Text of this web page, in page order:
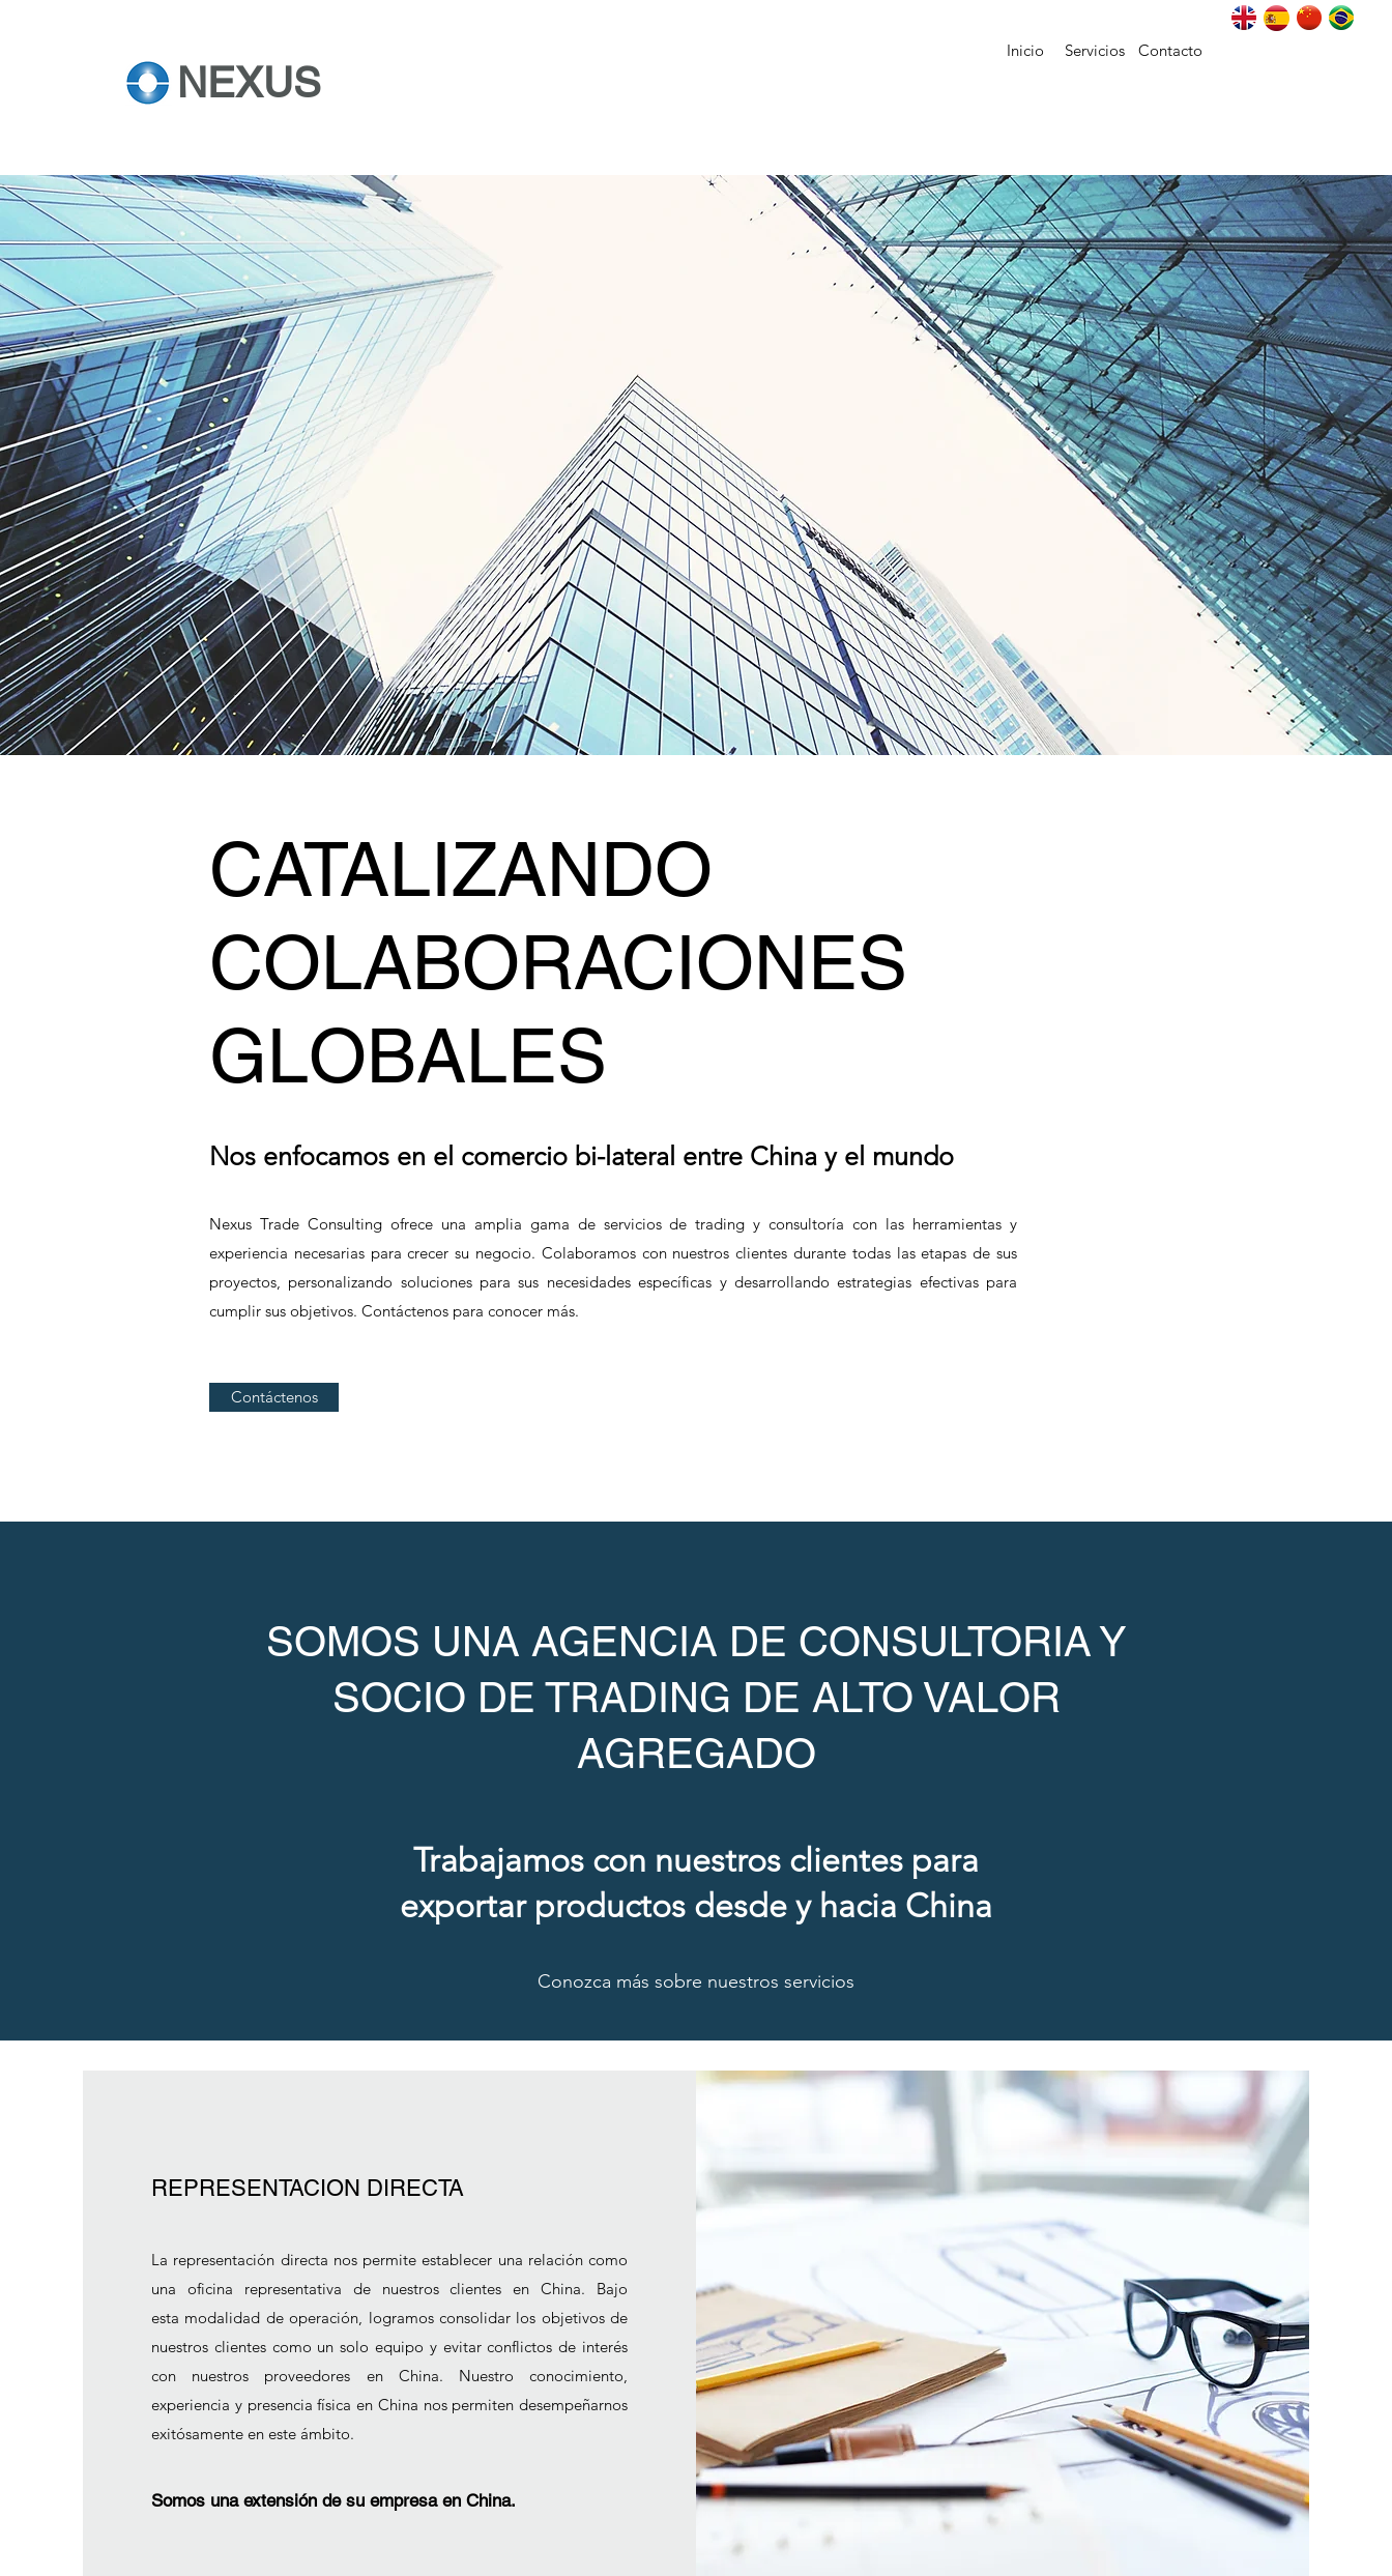
NEXUS
Inicio Servicios Contacto
CATALIZANDO
COLABORACIONES
GLOBALES
Nos enfocamos en el comercio bi-lateral entre China y el mundo
Nexus Trade Consulting ofrece una amplia gama de servicios de trading y consultoría con las herramientas y
experiencia necesarias para crecer su negocio. Colaboramos con nuestros clientes durante todas las etapas de sus
proyectos, personalizando soluciones para sus necesidades específicas y desarrollando estrategias efectivas para
cumplir sus objetivos. Contáctenos para conocer más.
Contáctenos
SOMOS UNA AGENCIA DE CONSULTORIA Y
SOCIO DE TRADING DE ALTO VALOR
AGREGADO
Trabajamos con nuestros clientes para
exportar productos desde y hacia China
Conozca más sobre nuestros servicios
REPRESENTACION DIRECTA
La representación directa nos permite establecer una relación como
una oficina representativa de nuestros clientes en China. Bajo
esta modalidad de operación, logramos consolidar los objetivos de
nuestros clientes como un solo equipo y evitar conflictos de interés
con nuestros proveedores en China. Nuestro conocimiento,
experiencia y presencia física en China nos permiten desempeñarnos
exitósamente en este ámbito.
Somos una extensión de su empresa en China.